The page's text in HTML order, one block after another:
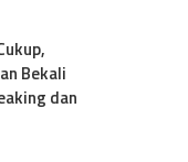
Bekali
dan